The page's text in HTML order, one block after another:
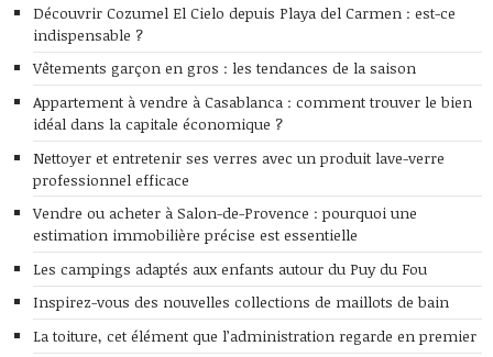
Découvrir Cozumel El Cielo depuis Playa del Carmen : est-ce
indispensable ?
Vêtements garçon en gros : les tendances de la saison
Appartement à vendre à Casablanca : comment trouver le bien
idéal dans la capitale économique ?
Nettoyer et entretenir ses verres avec un produit lave-verre
professionnel efficace
Vendre ou acheter à Salon-de-Provence : pourquoi une
estimation immobilière précise est essentielle
Les campings adaptés aux enfants autour du Puy du Fou
Inspirez-vous des nouvelles collections de maillots de bain
La toiture, cet élément que l’administration regarde en premier